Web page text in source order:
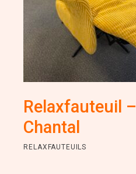
Relaxfauteuil –
Chantal
RELAXFAUTEUILS